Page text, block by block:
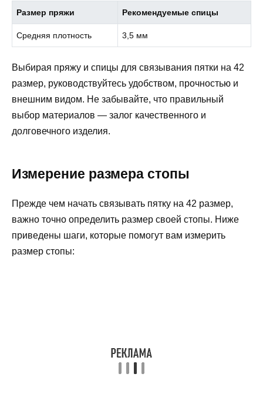
Размер пряжи Рекомендуемые спицы
Средняя плотность 3,5 мм
Выбирая пряжу и спицы для связывания пятки на 42
размер, руководствуйтесь удобством, прочностью и
внешним видом. Не забывайте, что правильный
выбор материалов — залог качественного и
долговечного изделия.
Измерение размера стопы
Прежде чем начать связывать пятку на 42 размер,
важно точно определить размер своей стопы. Ниже
приведены шаги, которые помогут вам измерить
размер стопы: